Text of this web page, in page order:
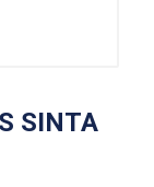
SINTA